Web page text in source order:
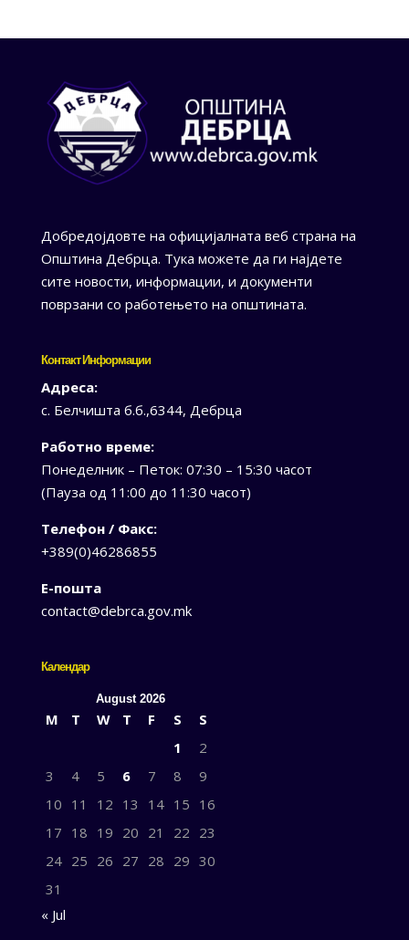
Добредојдовте на официјалната веб страна на
Општина Дебрца. Тука можете да ги најдете
сите новости, информации, и документи
поврзани со работењето на општината.
Контакт Информации
Адреса:
с. Белчишта б.б.,6344, Дебрца
Работно време:
Понеделник – Петок: 07:30 – 15:30 часот
(Пауза од 11:00 до 11:30 часот)
Телефон / Факс:
+389(0)46286855
Е-пошта
contact@debrca.gov.mk
Календар
August 2026
M T W T F S
S
1
2
3
4 5 6 7 8
9
10 11 12 13 14 15 16
17 18 19 20 21 22 23
24 25 26 27 28 29 30
31
« Jul